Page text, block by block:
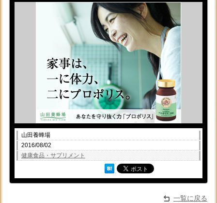
山田養蜂場
2016/08/02
健康食品・サプリメント
一覧に戻る